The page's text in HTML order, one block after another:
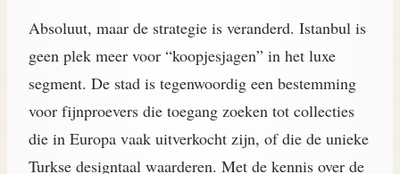
Absoluut, maar de strategie is veranderd. Istanbul is
geen plek meer voor “koopjesjagen” in het luxe
segment. De stad is tegenwoordig een bestemming
voor fijnproevers die toegang zoeken tot collecties
die in Europa vaak uitverkocht zijn, of die de unieke
Turkse designtaal waarderen. Met de kennis over de